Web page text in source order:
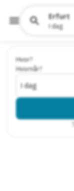
Hvor?
Hvornår?
I dag
Erfurt
I dag